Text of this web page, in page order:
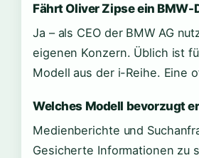
Fährt Oliver Zipse ein
Ja – als CEO der BMW AG
eigenen Konzern. Üblich ist
Modell aus der i-Reihe. Eine
Welches Modell bevorzugt
Medienberichte und
Gesicherte Informationen zu